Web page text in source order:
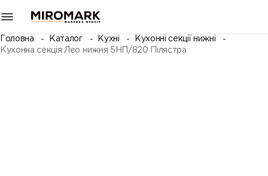
Головна Каталог Кухні
Кухонні секції нижні
Кухонна секція Лео нижня 5НП/820 Пілястра